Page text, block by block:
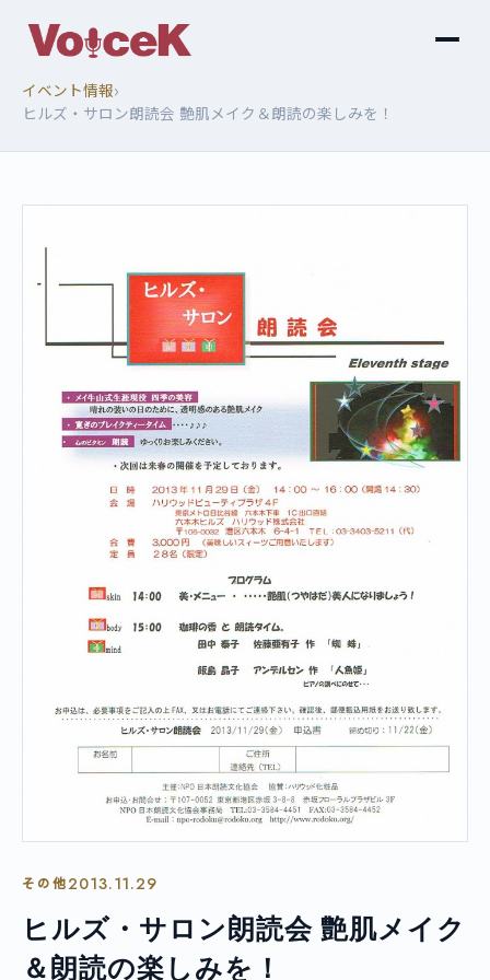
イベント情報›
ヒルズ・サロン朗読会 艶肌メイク＆朗読の楽しみを！
その他2013.11.29
ヒルズ・サロン朗読会 艶肌メイク
＆朗読の楽しみを！